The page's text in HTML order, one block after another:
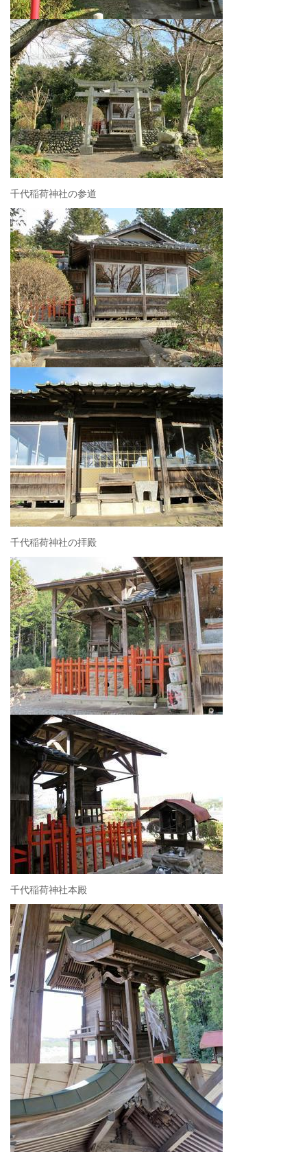
千代稲荷神社の参道
千代稲荷神社の拝殿
千代稲荷神社本殿